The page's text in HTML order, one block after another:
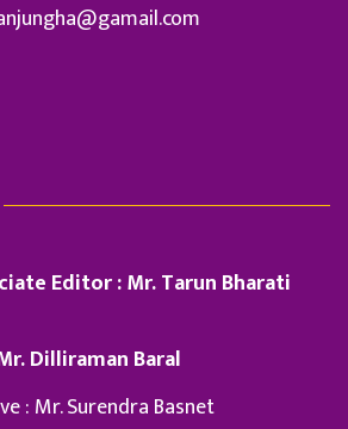
Editor : Mr. Tarun Bharati
Dilliraman Baral
: Mr. Surendra Basnet